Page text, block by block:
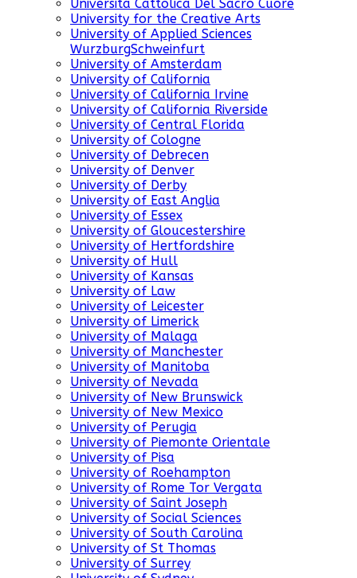
Universita Cattolica Del Sacro Cuore
University for the Creative Arts
University of Applied Sciences
WurzburgSchweinfurt
University of Amsterdam
University of California
University of California Irvine
University of California Riverside
University of Central Florida
University of Cologne
University of Debrecen
University of Denver
University of Derby
University of East Anglia
University of Essex
University of Gloucestershire
University of Hertfordshire
University of Hull
University of Kansas
University of Law
University of Leicester
University of Limerick
University of Malaga
University of Manchester
University of Manitoba
University of Nevada
University of New Brunswick
University of New Mexico
University of Perugia
University of Piemonte Orientale
University of Pisa
University of Roehampton
University of Rome Tor Vergata
University of Saint Joseph
University of Social Sciences
University of South Carolina
University of St Thomas
University of Surrey